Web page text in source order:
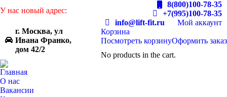
У нас новый адрес:
г. Москва, ул
Ивана Франко,
дом 42/2
8(800)100-78-35
+7(995)100-78-35
info@lift-fit.ru
Мой аккаунт
Корзина
Посмотреть корзинуОформить заказ
No products in the cart.
Главная
О нас
Вакансии